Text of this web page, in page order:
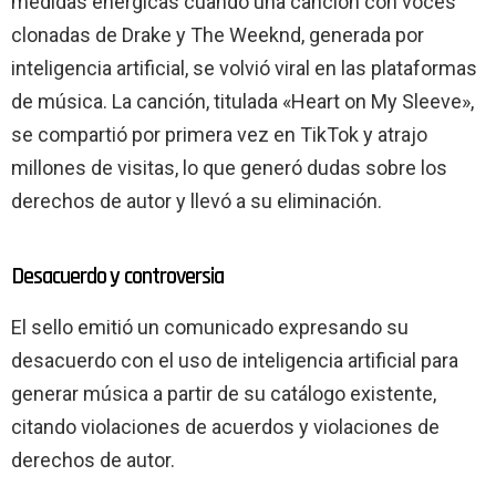
clonadas de Drake y The Weeknd, generada por
inteligencia artificial, se volvió viral en las plataformas
de música. La canción, titulada «Heart on My Sleeve»,
se compartió por primera vez en TikTok y atrajo
millones de visitas, lo que generó dudas sobre los
derechos de autor y llevó a su eliminación.
Desacuerdo y controversia
El sello emitió un comunicado expresando su
desacuerdo con el uso de inteligencia artificial para
generar música a partir de su catálogo existente,
citando violaciones de acuerdos y violaciones de
derechos de autor.